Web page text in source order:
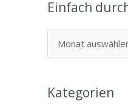
Einfach
Kategorien